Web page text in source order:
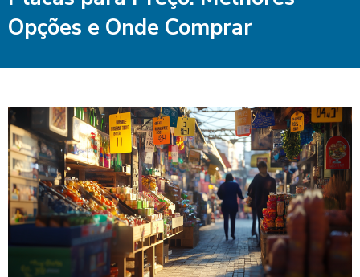
Opções e Onde Comprar